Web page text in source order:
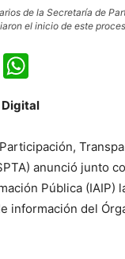
de la Secretaría de
el inicio de este
Threads
Digital
anunció junto
Pública (IAIP)
información del